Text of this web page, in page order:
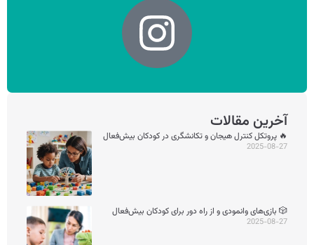
آخرین مقالات
🔥 پروتکل کنترل هیجان و تکانشگری در کودکان بیش‌فعال
2025-08-27
🎲 بازی‌های وانمودی و از راه دور برای کودکان بیش‌فعال
2025-08-27